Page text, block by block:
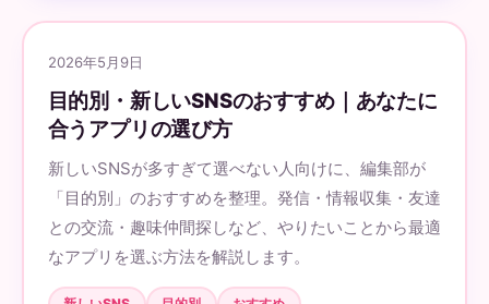
2026年5月9日
目的別・新しいSNSのおすすめ｜あなたに
合うアプリの選び方
新しいSNSが多すぎて選べない人向けに、編集部が
「目的別」のおすすめを整理。発信・情報収集・友達
との交流・趣味仲間探しなど、やりたいことから最適
なアプリを選ぶ方法を解説します。